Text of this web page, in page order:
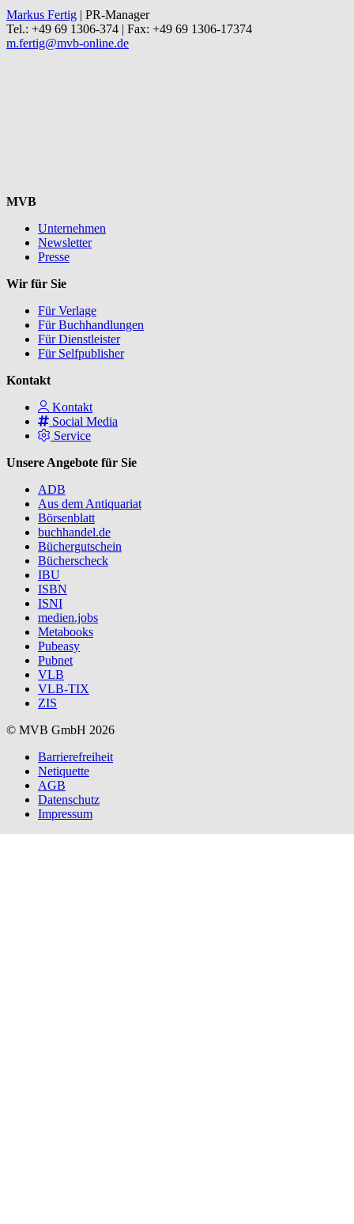
Markus Fertig | PR-Manager
Tel.: +49 69 1306-374 | Fax: +49 69 1306-17374
m.fertig@mvb-online.de
MVB
Unternehmen
Newsletter
Presse
Wir für Sie
Für Verlage
Für Buchhandlungen
Für Dienstleister
Für Selfpublisher
Kontakt
Kontakt
Social Media
Service
Unsere Angebote für Sie
ADB
Aus dem Antiquariat
Börsenblatt
buchhandel.de
Büchergutschein
Bücherscheck
IBU
ISBN
ISNI
medien.jobs
Metabooks
Pubeasy
Pubnet
VLB
VLB-TIX
ZIS
© MVB GmbH 2026
Barrierefreiheit
Netiquette
AGB
Datenschutz
Impressum